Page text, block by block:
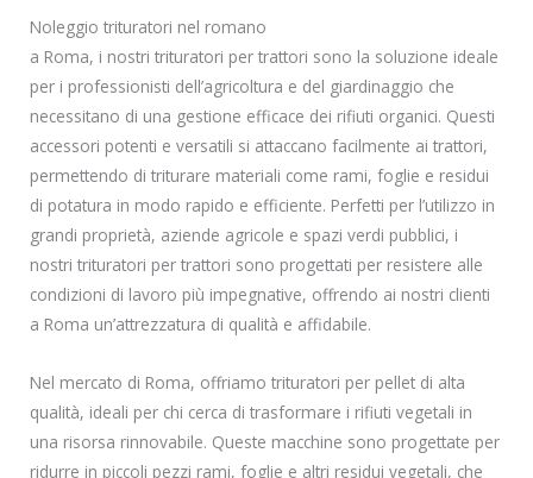
Noleggio trituratori nel romano
a Roma, i nostri trituratori per trattori sono la soluzione ideale
per i professionisti dell’agricoltura e del giardinaggio che
necessitano di una gestione efficace dei rifiuti organici. Questi
accessori potenti e versatili si attaccano facilmente ai trattori,
permettendo di triturare materiali come rami, foglie e residui
di potatura in modo rapido e efficiente. Perfetti per l’utilizzo in
grandi proprietà, aziende agricole e spazi verdi pubblici, i
nostri trituratori per trattori sono progettati per resistere alle
condizioni di lavoro più impegnative, offrendo ai nostri clienti
a Roma un’attrezzatura di qualità e affidabile.
Nel mercato di Roma, offriamo trituratori per pellet di alta
qualità, ideali per chi cerca di trasformare i rifiuti vegetali in
una risorsa rinnovabile. Queste macchine sono progettate per
ridurre in piccoli pezzi rami, foglie e altri residui vegetali, che